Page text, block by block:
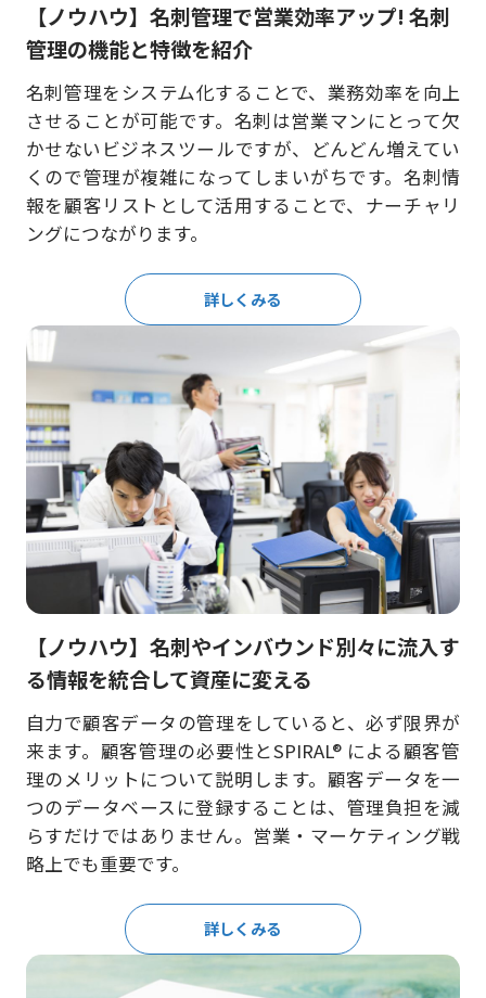
【ノウハウ】名刺管理で営業効率アップ! 名刺
管理の機能と特徴を紹介
名刺管理をシステム化することで、業務効率を向上
させることが可能です。名刺は営業マンにとって欠
かせないビジネスツールですが、どんどん増えてい
くので管理が複雑になってしまいがちです。名刺情
報を顧客リストとして活用することで、ナーチャリ
ングにつながります。
詳しくみる
【ノウハウ】名刺やインバウンド別々に流入す
る情報を統合して資産に変える
自力で顧客データの管理をしていると、必ず限界が
来ます。顧客管理の必要性とSPIRAL® による顧客管
理のメリットについて説明します。顧客データを一
つのデータベースに登録することは、管理負担を減
らすだけではありません。営業・マーケティング戦
略上でも重要です。
詳しくみる